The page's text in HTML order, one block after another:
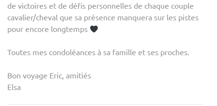
de victoires et de défis personnelles de chaque couple
cavalier/cheval que sa présence manquera sur les pistes
pour encore longtemps
Toutes mes condoléances à sa famille et ses proches.
Bon voyage Eric, amitiés
Elsa